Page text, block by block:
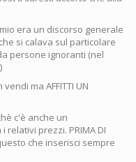
era un discorso generale
si calava sul particolare
persone ignoranti (nel
ma AFFITTI UN
c'è anche un
prezzi. PRIMA DI
questo che inserisci sempre